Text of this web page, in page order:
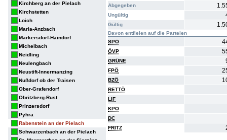
Kirchberg an der Pielach
Kirchstetten
Loich
Maria-Anzbach
Markersdorf-Haindorf
Michelbach
Neidling
Neulengbach
Neustift-Innermanzing
Nußdorf ob der Traisen
Ober-Grafendorf
Obritzberg-Rust
Prinzersdorf
Pyhra
Rabenstein an der Pielach
Schwarzenbach an der Pielach
Abgegeben
Ungültig
Gültig
Davon entfielen auf die Parteien
SPÖ
ÖVP
GRÜNE
FPÖ
BZÖ
RETTÖ
LIF
KPÖ
DC
FRITZ